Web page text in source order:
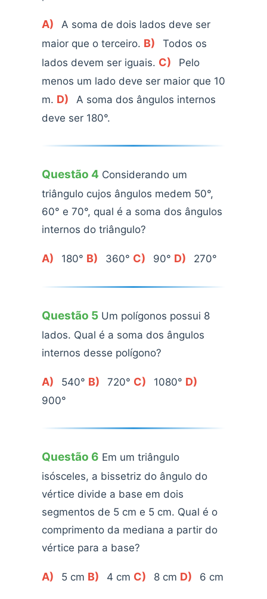
A)
A soma de dois lados deve ser
maior que o terceiro. B)
Todos os
lados devem ser iguais. C)
Pelo
menos um lado deve ser maior que 10
m. D)
A soma dos ângulos internos
deve ser 180°.
Questão 4 Considerando um
triângulo cujos ângulos medem 50°,
60° e 70°, qual é a soma dos ângulos
internos do triângulo?
A) 180° B) 360° C) 90° D) 270°
Questão 5 Um polígonos possui 8
lados. Qual é a soma dos ângulos
internos desse polígono?
A) 540° B) 720° C) 1080° D)
900°
Questão 6 Em um triângulo
isósceles, a bissetriz do ângulo do
vértice divide a base em dois
segmentos de 5 cm e 5 cm. Qual é o
comprimento da mediana a partir do
vértice para a base?
A) 5 cm B) 4 cm C) 8 cm D) 6 cm